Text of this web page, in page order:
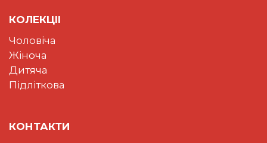
КОЛЕКЦII
Чоловіча
Жіноча
Дитяча
Підліткова
КОНТАКТИ